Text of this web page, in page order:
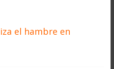
el hambre en